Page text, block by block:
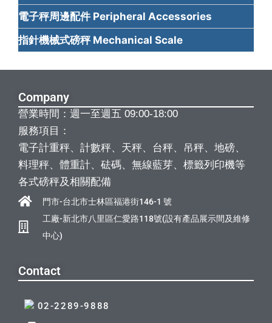
電子秤周邊配件 Peripheral Accessories
指針機械式磅秤 Mechanical Scale
Company
營業時間：週一至週五 09:00-18:00
服務項目：
電子計重秤、計數秤、天秤、台秤、吊秤、地磅、
料理秤、體重計、砝碼、無線藍芽、標籤列印機等
各式磅秤及相關配備
門市-台北市士林區福港街146-1 號
工廠-新北市八里區仁愛路118號(設有產品展示間及維修
中心)
Contact
02-2289-9888